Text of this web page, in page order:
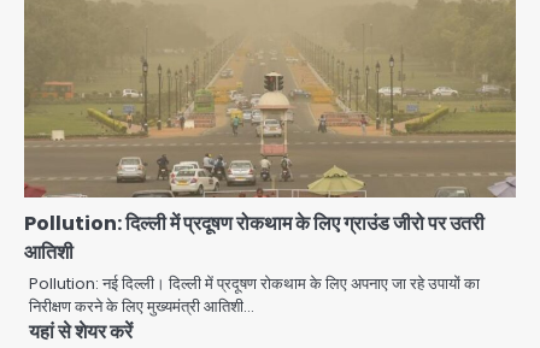
Pollution: दिल्ली में प्रदूषण रोकथाम के लिए ग्राउंड जीरो पर उतरी
आतिशी
Pollution: नई दिल्ली। दिल्ली में प्रदूषण रोकथाम के लिए अपनाए जा रहे उपायों का
निरीक्षण करने के लिए मुख्यमंत्री आतिशी…
यहां से शेयर करें
Connection Fraud: बुजुर्ग से वीडियो
कॉल पर 9.77 लाख की साइबर फ्रॉड
Avinash Kumar
4
Taylor Swift: ट्रंप कैंपेन-व्हाइट हाउस
पोस्ट से हटाए गए गाने, जानें पूरा विवाद
Avinash Kumar
5
में 15 वर्षीय घरेलू सहायिका का शव पंखे से लटका
मिला
Avinash Kumar